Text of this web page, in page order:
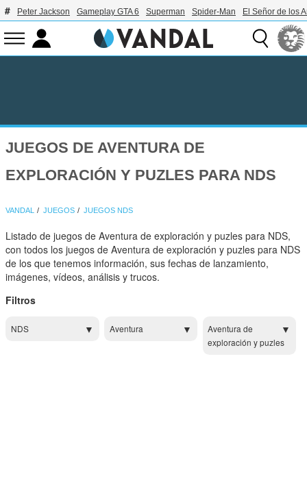
Peter Jackson Gameplay GTA 6 Superman Spider-Man El Señor de los
JUEGOS DE AVENTURA DE
EXPLORACIÓN Y PUZLES PARA NDS
VANDAL JUEGOS JUEGOS NDS
Listado de juegos de Aventura de exploración y puzles para NDS,
con todos los juegos de Aventura de exploración y puzles para NDS
de los que tenemos información, sus fechas de lanzamiento,
imágenes, vídeos, análisis y trucos.
Filtros
NDS Aventura
Aventura de
exploración y puzles